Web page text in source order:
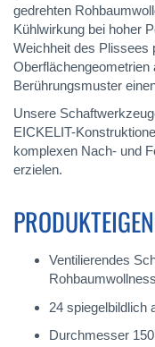
gedrehten
Kühlwirkung bei hoher
Weichheit des Plissees
Oberflächengeometrien
Berührungsmuster
Unsere
EICKELIT-
komplexen Nach- und
erzielen.
Ventilierendes
24 spiegelbildlich
Durchmesser